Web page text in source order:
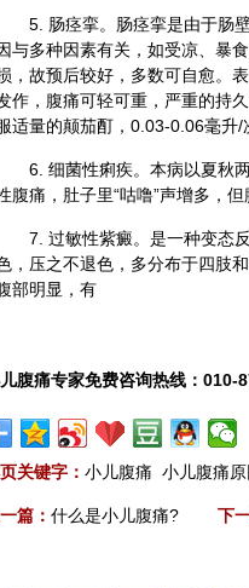
5. 肠痉挛。肠痉挛是由于肠
与多种因素有关，如受凉、暴
，故预后较好，多数可自愈。
作，腹痛可轻可重，严重的持
适量的颠茄酊，0.03-0.06毫升/
6. 细菌性痢疾。本病以夏秋
腹痛，肚子里“咕噜”声增多，
7. 过敏性紫癜。是一种变态
，压之不退色，多分布于四肢
部明显，有
腹痛专家免费咨询热线：
关键字： 小儿腹痛 小儿腹痛原
一篇： 什么是小儿腹痛? 下